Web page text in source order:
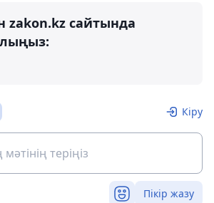
сайтында
Кіру
Пікір жазу